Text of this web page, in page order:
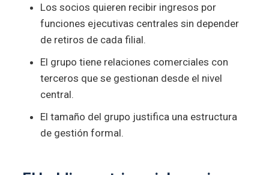
Los socios quieren recibir ingresos por
funciones ejecutivas centrales sin depender
de retiros de cada filial.
El grupo tiene relaciones comerciales con
terceros que se gestionan desde el nivel
central.
El tamaño del grupo justifica una estructura
de gestión formal.